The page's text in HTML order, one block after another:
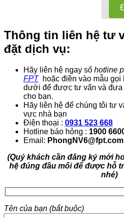
Thông tin liên hệ tư
đặt dịch vụ:
Hãy liên hệ ngay số hotline
FPT hoặc điền vào mẫu gọi
dưới để được tư vấn và
cho bạn.
Hãy liên hệ để chúng tôi tư
vực nhà bạn
Điện thoại : 0931 523 668
Hotline báo hỏng : 1900
Email: PhongNV6@fpt.com
(Quý khách cần đăng ký mới
hệ đúng đầu mối để được hỗ
nhé)
Tên của bạn (bắt buộc)